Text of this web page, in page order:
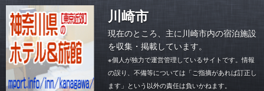
川崎市
現在のところ、主に川崎市内の宿泊施設
を収集・掲載しています。
※個人が独力で運営管理しているサイトです。情報
の誤り、不備等については「ご指摘があれば訂正し
ます」という以外の責任は負いかねます。